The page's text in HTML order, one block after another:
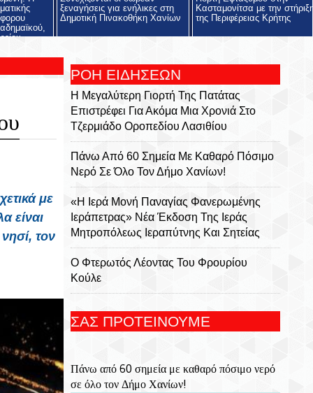
ξεναγήσεις για ενήλικες στη
Δημοτική Πινακοθήκη Χανίων
Κασταμονίτσα με την
της Περιφέρειας Κρήτης
με
είναι
τον
ΡΟΗ ΕΙΔΗΣΕΩΝ
Η Μεγαλύτερη Γιορτή Της Πατάτας
Επιστρέφει Για Ακόμα Μια Χρονιά Στο
Τζερμιάδο Οροπεδίου Λασιθίου
Πάνω Από 60 Σημεία Με Καθαρό Πόσιμο
Νερό Σε Όλο Τον Δήμο Χανίων!
«Η Ιερά Μονή Παναγίας Φανερωμένης
Ιεράπετρας» Νέα Έκδοση Της Ιεράς
Μητροπόλεως Ιεραπύτνης Και Σητείας
Ο Φτερωτός Λέοντας Του Φρουρίου
Κούλε
Εμβληματικής Μονής, Του Χριστόφορου
Του Ριζαρείου Ιδρύματος
ΣΑΣ ΠΡΟΤΕΙΝΟΥΜΕ
Πάνω από 60 σημεία με καθαρό πόσιμο νερό
σε όλο τον Δήμο Χανίων!